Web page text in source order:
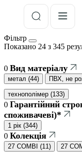
Фільтр
Показано 24 з 345
0 Вид матеріалу
метал (44) ПВХ, не
технополімер (133)
0 Гарантійний
споживачеві)*
1 рік (344)
0 Колекція
27 COMBI (11) 27